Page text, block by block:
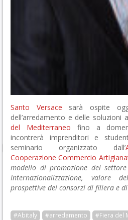
Santo Versace sarà ospite
dell’arredamento e delle soluzioni
del Mediterraneo fino a
incontrerà imprenditori e
seminario organizzato dall’
Cooperazione Commercio
modello di promozione del
Internazionalizzazione, valore
prospettive dei consorzi di filiera e
#Abitaly #arredamento #Fiera del